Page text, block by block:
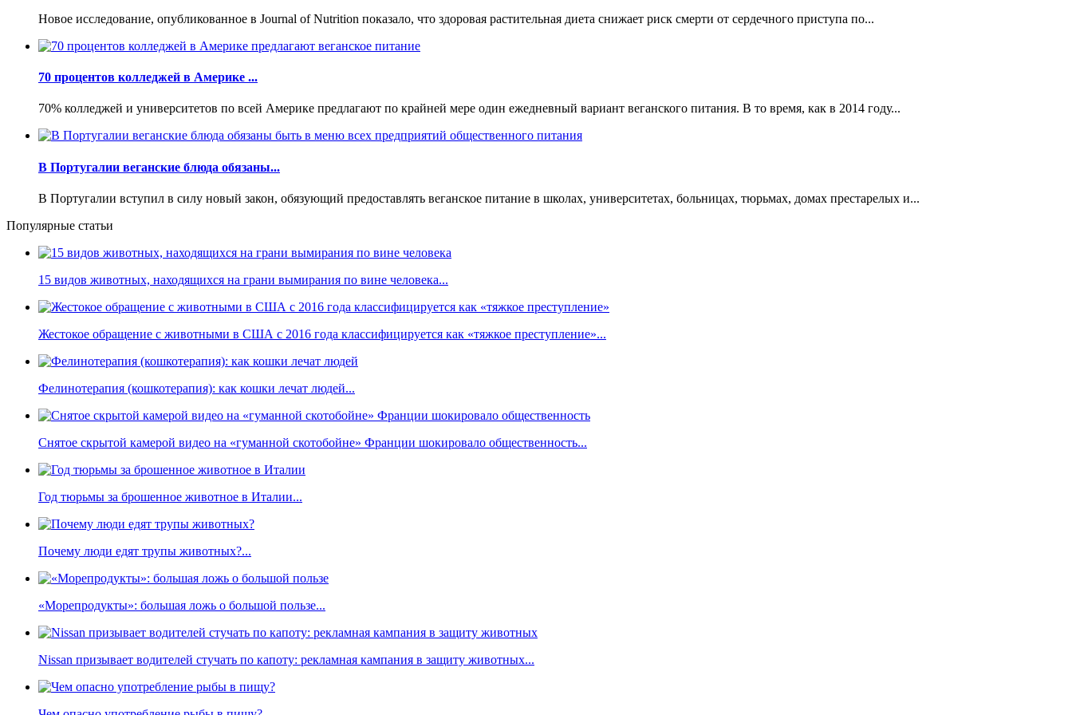
Новое исследование, опубликованное в Journal of Nutrition показало, что здоровая растительная диета снижает риск смерти от сердечного приступа по...
70 процентов колледжей в Америке ...
70% колледжей и университетов по всей Америке предлагают по крайней мере один ежедневный вариант веганского питания. В то время, как в 2014 году...
В Португалии веганские блюда обязаны...
В Португалии вступил в силу новый закон, обязующий предоставлять веганское питание в школах, университетах, больницах, тюрьмах, домах престарелых и...
Популярные статьи
15 видов животных, находящихся на грани вымирания по вине человека...
Жестокое обращение с животными в США с 2016 года классифицируется как «тяжкое преступление»...
Фелинотерапия (кошкотерапия): как кошки лечат людей...
Снятое скрытой камерой видео на «гуманной скотобойне» Франции шокировало общественность...
Год тюрьмы за брошенное животное в Италии...
Почему люди едят трупы животных?...
«Морепродукты»: большая ложь о большой пользе...
Nissan призывает водителей стучать по капоту: рекламная кампания в защиту животных...